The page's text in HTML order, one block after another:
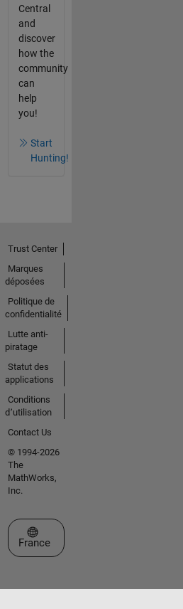
Central
and
discover
how the
community
can
help
you!
Start
Hunting!
Trust Center
Marques
déposées
Politique de
confidentialité
Lutte anti-
piratage
Statut des
applications
Conditions
d՚utilisation
Contact Us
© 1994-2026
The
MathWorks,
Inc.
Sélectionner un site web
France